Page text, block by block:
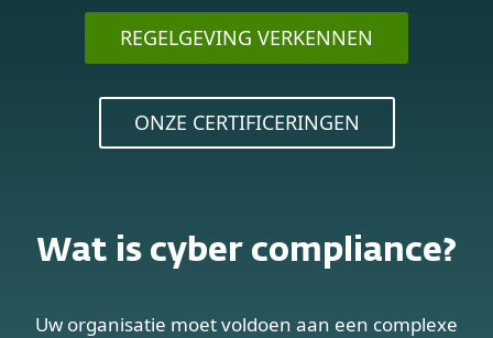
REGELGEVING VERKENNEN
ONZE CERTIFICERINGEN
Wat is cyber compliance?
Uw organisatie moet voldoen aan een complexe